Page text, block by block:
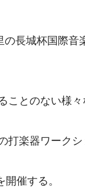
長城杯国際音
ことのない様
打楽器ワーク
催する。